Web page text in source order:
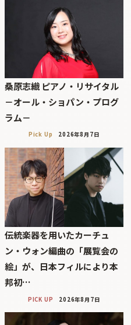
桑原志織 ピアノ・リサイタル
－オール・ショパン・プログ
ラム－
Pick Up 2026年8月7日
伝統楽器を用いたカーチュ
ン・ウォン編曲の「展覧会の
絵」が、日本フィルにより本
邦初…
PICK UP 2026年8月7日